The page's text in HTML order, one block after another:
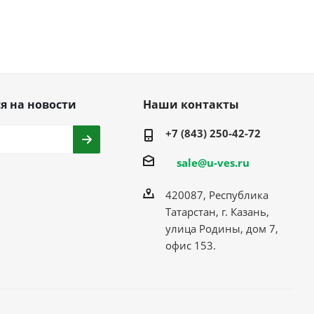
на новости Наши контакты
+7 (843) 250-42-72
sale@u-ves.ru
420087, Республика
Татарстан, г. Казань,
улица Родины, дом 7,
офис 153.